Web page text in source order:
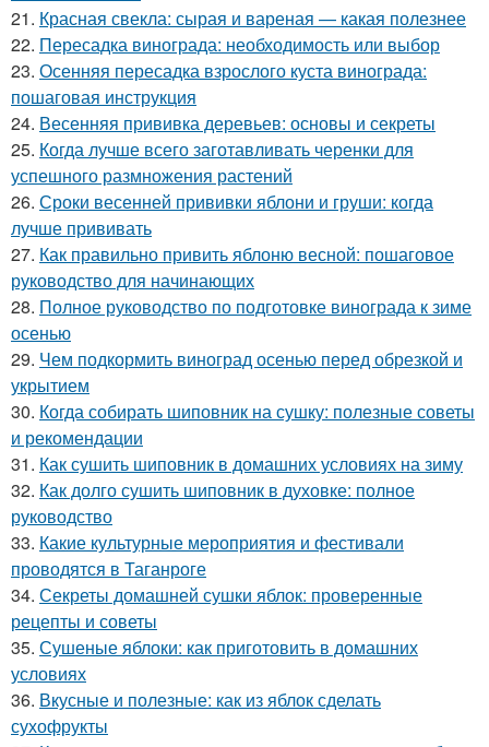
21. Красная свекла: сырая и вареная — какая полезнее
22. Пересадка винограда: необходимость или выбор
23. Осенняя пересадка взрослого куста винограда:
пошаговая инструкция
24. Весенняя прививка деревьев: основы и секреты
25. Когда лучше всего заготавливать черенки для
успешного размножения растений
26. Сроки весенней прививки яблони и груши: когда
лучше прививать
27. Как правильно привить яблоню весной: пошаговое
руководство для начинающих
28. Полное руководство по подготовке винограда к зиме
осенью
29. Чем подкормить виноград осенью перед обрезкой и
укрытием
30. Когда собирать шиповник на сушку: полезные советы
и рекомендации
31. Как сушить шиповник в домашних условиях на зиму
32. Как долго сушить шиповник в духовке: полное
руководство
33. Какие культурные мероприятия и фестивали
проводятся в Таганроге
34. Секреты домашней сушки яблок: проверенные
рецепты и советы
35. Сушеные яблоки: как приготовить в домашних
условиях
36. Вкусные и полезные: как из яблок сделать
сухофрукты